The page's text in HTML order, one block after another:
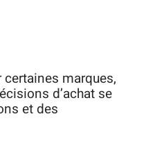
certaines marques,
d’achat se
et des